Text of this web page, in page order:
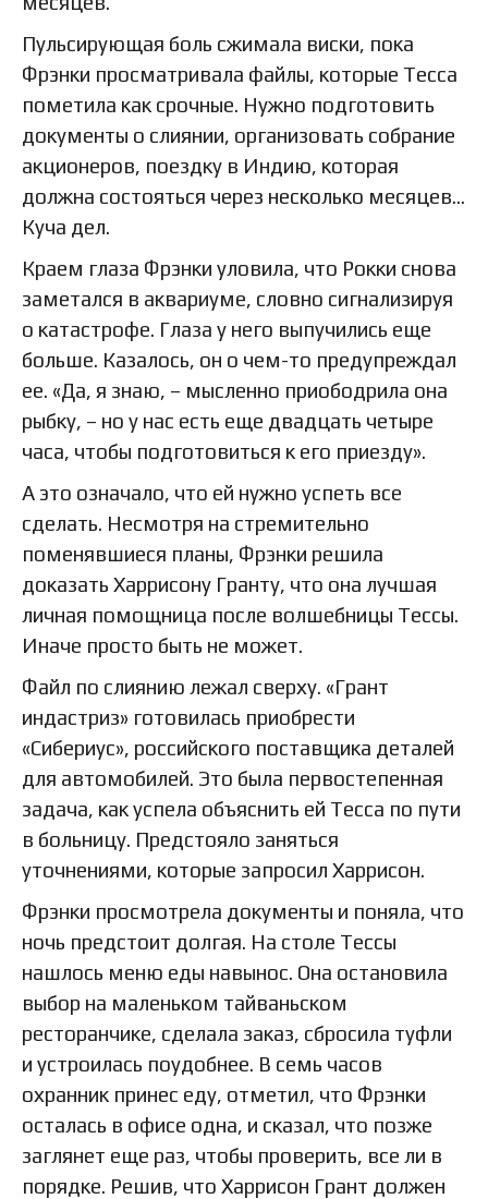
Пульсирующая боль сжимала виски, пока
Фрэнки просматривала файлы, которые Тесса
пометила как срочные. Нужно подготовить
документы о слиянии, организовать собрание
акционеров, поездку в Индию, которая
должна состояться через несколько месяцев…
Куча дел.
Краем глаза Фрэнки уловила, что Рокки снова
заметался в аквариуме, словно сигнализируя
о катастрофе. Глаза у него выпучились еще
больше. Казалось, он о чем-то предупреждал
ее. «Да, я знаю, – мысленно приободрила она
рыбку, – но у нас есть еще двадцать четыре
часа, чтобы подготовиться к его приезду».
А это означало, что ей нужно успеть все
сделать. Несмотря на стремительно
поменявшиеся планы, Фрэнки решила
доказать Харрисону Гранту, что она лучшая
личная помощница после волшебницы Тессы.
Иначе просто быть не может.
Файл по слиянию лежал сверху. «Грант
индастриз» готовилась приобрести
«Сибериус», российского поставщика деталей
для автомобилей. Это была первостепенная
задача, как успела объяснить ей Тесса по пути
в больницу. Предстояло заняться
уточнениями, которые запросил Харрисон.
Фрэнки просмотрела документы и поняла, что
ночь предстоит долгая. На столе Тессы
нашлось меню еды навынос. Она остановила
выбор на маленьком тайваньском
ресторанчике, сделала заказ, сбросила туфли
и устроилась поудобнее. В семь часов
охранник принес еду, отметил, что Фрэнки
осталась в офисе одна, и сказал, что позже
заглянет еще раз, чтобы проверить, все ли в
порядке. Решив, что Харрисон Грант должен